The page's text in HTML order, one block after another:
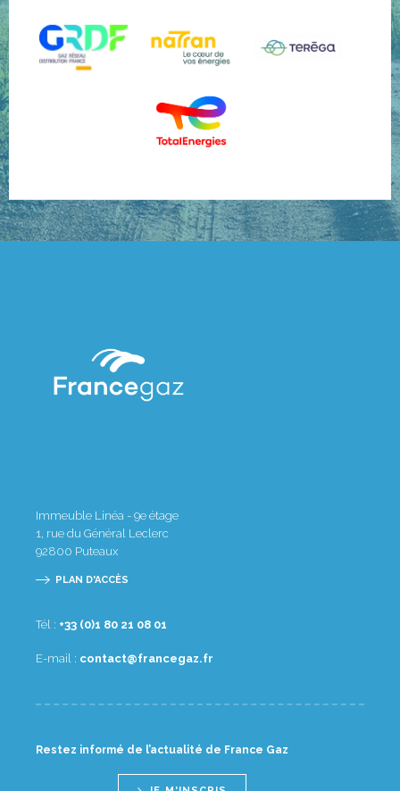
Immeuble Linéa - 9e étage
1, rue du Général Leclerc
92800 Puteaux
PLAN D'ACCÈS
Tél : 10 80 12 08 1(0) 33+
E-mail : rf.zagecnarf@tcatnoc
Restez informé de l’actualité de France Gaz